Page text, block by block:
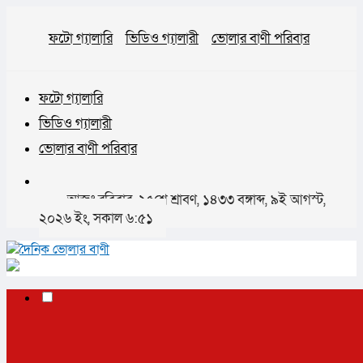
ফটো গ্যালারি ভিডিও গ্যালারী ভোলার বাণী পরিবার
ফটো গ্যালারি
ভিডিও গ্যালারী
ভোলার বাণী পরিবার
আজঃ রবিবার, ২৫শে শ্রাবণ, ১৪৩৩ বঙ্গাব্দ, ৯ই আগস্ট,
২০২৬ ইং, সকাল ৬:৫১
✕